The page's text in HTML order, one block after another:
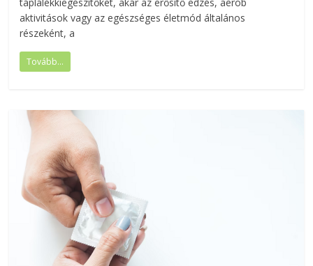
táplálékkiegészítőket, akár az erősítő edzés, aerob
aktivitások vagy az egészséges életmód általános
részeként, a
Tovább...